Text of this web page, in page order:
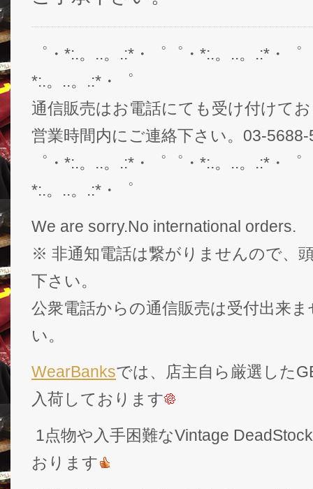
゜・*:.。..。.:*・゜゜・*:.。..。.:*・
*:.。..。.:*・゜
通信販売はお電話にても受け付けて
営業時間内にご連絡下さい。03-5688-
゜・*:.。..。.:*・゜゜・*:.。..。.:*・
*:.。..。.:*・゜
We are sorry.No international orders.
※ 非通知電話は繋がりませんので、
下さい。
公衆電話からの通信販売は受付出来
い。
WearBanksでは、店主自ら厳選した
入荷しております
1点物や入手困難なVintage
おります